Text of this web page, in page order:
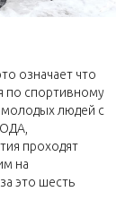
означает что
по спортивному
молодых людей с
проходят
на
это шесть